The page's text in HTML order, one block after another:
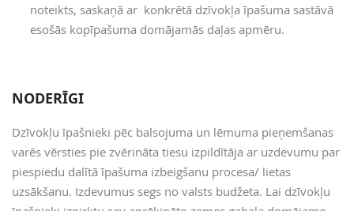
noteikts, saskaņā ar konkrētā dzīvokļa īpašuma sastāvā
esošās kopīpašuma domājamās daļas apmēru.
NODERĪGI
Dzīvokļu īpašnieki pēc balsojuma un lēmuma pieņemšanas
varēs vērsties pie zvērināta tiesu izpildītāja ar uzdevumu par
piespiedu dalītā īpašuma izbeigšanu procesa/ lietas
uzsākšanu. Izdevumus segs no valsts budžeta. Lai dzīvokļu